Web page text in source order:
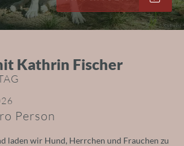
& Herrchen
Unser Wochenprogramm
Services für Vierbeiner
Hundeknigge & Gelbe Schleife
Kathrin Fischer
Person
laden wir Hund, Herrchen und Frauchen zu